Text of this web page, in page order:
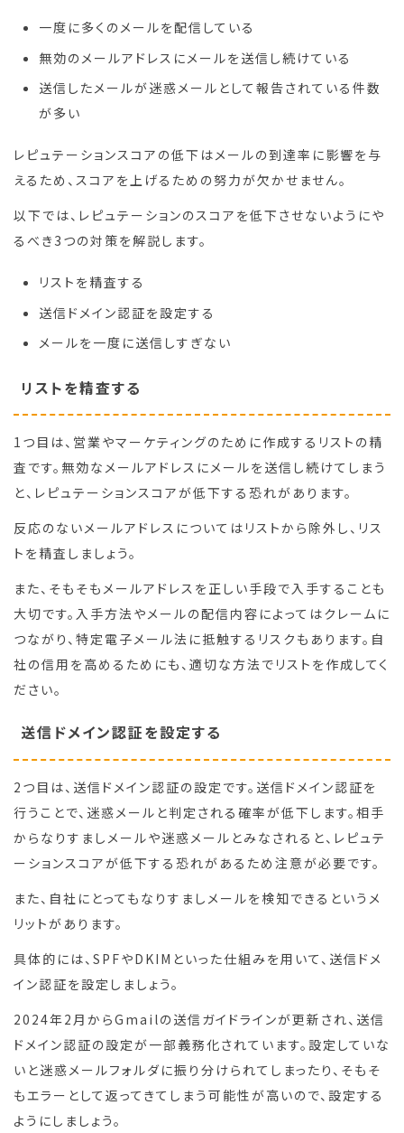
一度に多くのメールを配信している
無効のメールアドレスにメールを送信し続けている
送信したメールが迷惑メールとして報告されている件数
が多い
レピュテーションスコアの低下はメールの到達率に影響を与
えるため、スコアを上げるための努力が欠かせません。
以下では、レピュテーションのスコアを低下させないようにや
るべき3つの対策を解説します。
リストを精査する
送信ドメイン認証を設定する
メールを一度に送信しすぎない
リストを精査する
1つ目は、営業やマーケティングのために作成するリストの精
査です。無効なメールアドレスにメールを送信し続けてしまう
と、レピュテーションスコアが低下する恐れがあります。
反応のないメールアドレスについてはリストから除外し、リス
トを精査しましょう。
また、そもそもメールアドレスを正しい手段で入手することも
大切です。入手方法やメールの配信内容によってはクレームに
つながり、特定電子メール法に抵触するリスクもあります。自
社の信用を高めるためにも、適切な方法でリストを作成してく
ださい。
送信ドメイン認証を設定する
2つ目は、送信ドメイン認証の設定です。送信ドメイン認証を
行うことで、迷惑メールと判定される確率が低下します。相手
からなりすましメールや迷惑メールとみなされると、レピュテ
ーションスコアが低下する恐れがあるため注意が必要です。
また、自社にとってもなりすましメールを検知できるというメ
リットがあります。
具体的には、SPFやDKIMといった仕組みを用いて、送信ドメ
イン認証を設定しましょう。
2024年2月からGmailの送信ガイドラインが更新され、送信
ドメイン認証の設定が一部義務化されています。設定していな
いと迷惑メールフォルダに振り分けられてしまったり、そもそ
もエラーとして返ってきてしまう可能性が高いので、設定する
ようにしましょう。